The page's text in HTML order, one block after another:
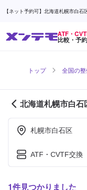
【ネット予約可】北海道札幌市白
ATF・
比較・予
トップ 全国の
北海道札幌市白石
CVTF交換対応店
目) 札幌市白石区
ATF・CVTF交換
1件見つかりました